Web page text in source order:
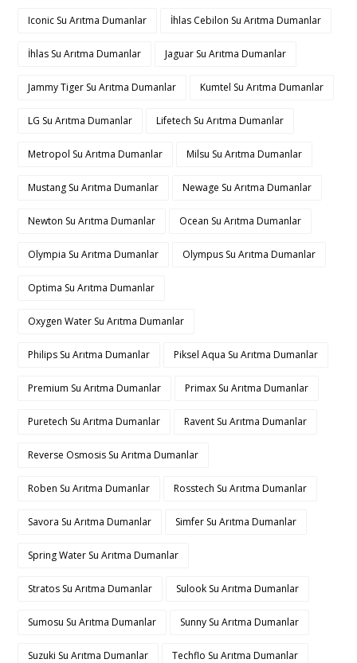
Iconic Su Arıtma Dumanlar İhlas Cebilon Su Arıtma Dumanlar
İhlas Su Arıtma Dumanlar Jaguar Su Arıtma Dumanlar
Jammy Tiger Su Arıtma Dumanlar Kumtel Su Arıtma Dumanlar
LG Su Arıtma Dumanlar Lifetech Su Arıtma Dumanlar
Metropol Su Arıtma Dumanlar Milsu Su Arıtma Dumanlar
Mustang Su Arıtma Dumanlar Newage Su Arıtma Dumanlar
Newton Su Arıtma Dumanlar Ocean Su Arıtma Dumanlar
Olympia Su Arıtma Dumanlar Olympus Su Arıtma Dumanlar
Optima Su Arıtma Dumanlar
Oxygen Water Su Arıtma Dumanlar
Philips Su Arıtma Dumanlar Piksel Aqua Su Arıtma Dumanlar
Premium Su Arıtma Dumanlar Primax Su Arıtma Dumanlar
Puretech Su Arıtma Dumanlar Ravent Su Arıtma Dumanlar
Reverse Osmosis Su Arıtma Dumanlar
Roben Su Arıtma Dumanlar Rosstech Su Arıtma Dumanlar
Savora Su Arıtma Dumanlar Simfer Su Arıtma Dumanlar
Spring Water Su Arıtma Dumanlar
Stratos Su Arıtma Dumanlar Sulook Su Arıtma Dumanlar
Sumosu Su Arıtma Dumanlar Sunny Su Arıtma Dumanlar
Suzuki Su Arıtma Dumanlar Techflo Su Arıtma Dumanlar